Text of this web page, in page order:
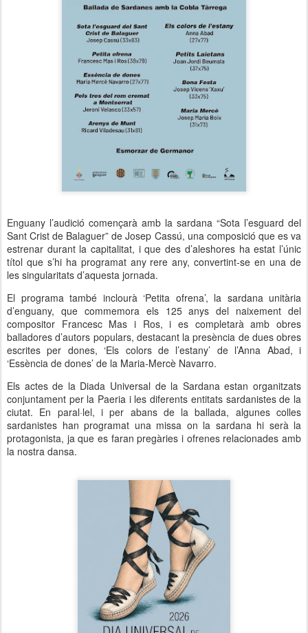
Enguany l’audició començarà amb la sardana “Sota l’esguard del
Sant Crist de Balaguer” de Josep Cassú, una composició que es va
estrenar durant la capitalitat, i que des d’aleshores ha estat l’únic
títol que s’hi ha programat any rere any, convertint-se en una de
les singularitats d’aquesta jornada.
El programa també inclourà ‘Petita ofrena’, la sardana unitària
d’enguany, que commemora els 125 anys del naixement del
compositor Francesc Mas i Ros, i es completarà amb obres
balladores d’autors populars, destacant la presència de dues obres
escrites per dones, ‘Els colors de l’estany’ de l’Anna Abad, i
‘Essència de dones’ de la Maria-Mercè Navarro.
Els actes de la Diada Universal de la Sardana estan organitzats
conjuntament per la Paeria i les diferents entitats sardanistes de la
ciutat. En paral·lel, i per abans de la ballada, algunes colles
sardanistes han programat una missa on la sardana hi serà la
protagonista, ja que es faran pregàries i ofrenes relacionades amb
la nostra dansa.